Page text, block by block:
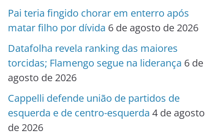
Pai teria fingido chorar em enterro após
matar filho por dívida 6 de agosto de 2026
Datafolha revela ranking das maiores
torcidas; Flamengo segue na liderança 6 de
agosto de 2026
Cappelli defende união de partidos de
esquerda e de centro-esquerda 4 de agosto
de 2026